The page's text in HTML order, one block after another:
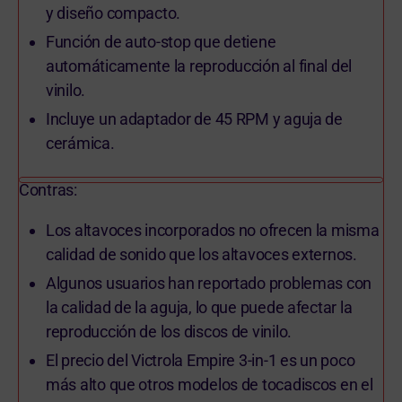
y diseño compacto.
Función de auto-stop que detiene
automáticamente la reproducción al final del
vinilo.
Incluye un adaptador de 45 RPM y aguja de
cerámica.
Contras:
Los altavoces incorporados no ofrecen la misma
calidad de sonido que los altavoces externos.
Algunos usuarios han reportado problemas con
la calidad de la aguja, lo que puede afectar la
reproducción de los discos de vinilo.
El precio del Victrola Empire 3-in-1 es un poco
más alto que otros modelos de tocadiscos en el